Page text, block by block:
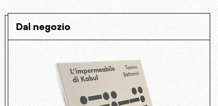
Dal negozio